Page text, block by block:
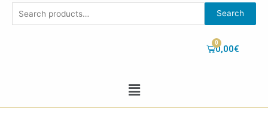
Search
0,00€